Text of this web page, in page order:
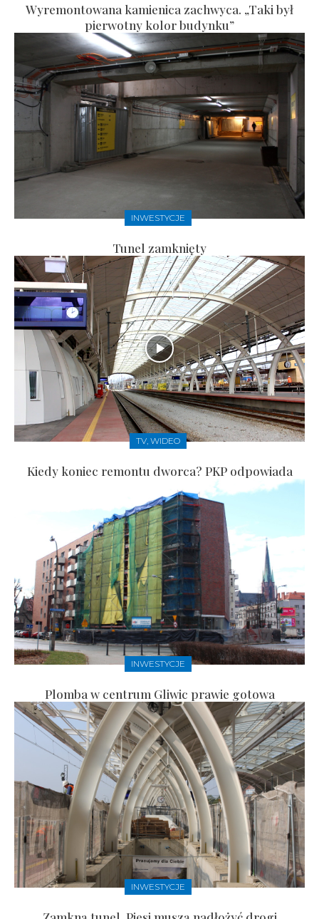
Wyremontowana kamienica zachwyca. „Taki był
pierwotny kolor budynku”
INWESTYCJE
Tunel zamknięty
TV, WIDEO
Kiedy koniec remontu dworca? PKP odpowiada
INWESTYCJE
Plomba w centrum Gliwic prawie gotowa
INWESTYCJE